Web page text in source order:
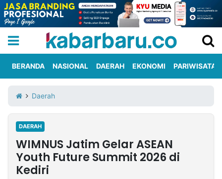
Iklan
Berita
Kami
Nasional
International
Olahraga
Entertainment
Daerah
Pariwisata
Kuliner
Kolom
BERANDA NASIONAL DAERAH EKONOMI PARIWISATA
Daerah
DAERAH
WIMNUS Jatim Gelar ASEAN
Youth Future Summit 2026 di
Kediri